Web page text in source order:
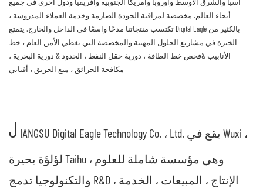
آسيا والشرق الأوسط وأوروبا وأمريكا الجنوبية وأفريقيا ودول أخرى في جميع
أنحاء العالم. مخصصة لمراقبة الجودة الصارمة وخدمة العملاء المدروسة ،
تكتسب منتجاتنا مدحًا واسعًا في الداخل والخارج. يتمتع Digital Eagle بالكثير من
الخبرة في مشاريع الحلول المهنية والمخصصة التي تغطي الأمن العام ، خط
الأنابيب &فحص خط الطاقة ، دورية حقل النفط ، الحدود & دورية البحرية ،
مكافحة الحرائق ، منع الحريق ، أفياتي
J IANGSU Digital Eagle Technology Co. ، Ltd. يقع في Wuxi ،
لؤلؤة بحيرة Taihu ، وهي مؤسسة شاملة للعلوم
والتكنولوجيا تدمج R&D ، الإنتاج ، المبيعات ، الخدمة